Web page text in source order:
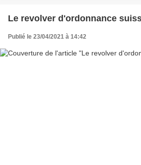
Le revolver d'ordonnance
Publié le 23/04/2021 à 14:42